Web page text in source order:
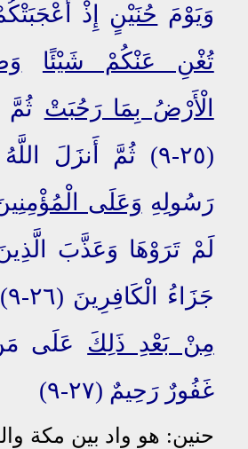
وَيَوْمَ حُنَيْنٍ إِذْ
تُغْنِ عَنْكُمْ شَيْئًا
الْأَرْضُ بِمَا رَحُبَتْ ثُمَّ
(٢٥-٩) ثُمَّ أَنزَلَ اللَّهُ
رَسُولِهِ وَعَلَى
لَمْ تَرَوْهَا وَعَذَّبَ
جَزَاءُ الْكَافِرِينَ (٢٦-٩)
مِنْ بَعْدِ ذَلِكَ عَلَى
غَفُورٌ رَحِيمٌ (٢٧-٩)
حنين: هو واد بين مكة